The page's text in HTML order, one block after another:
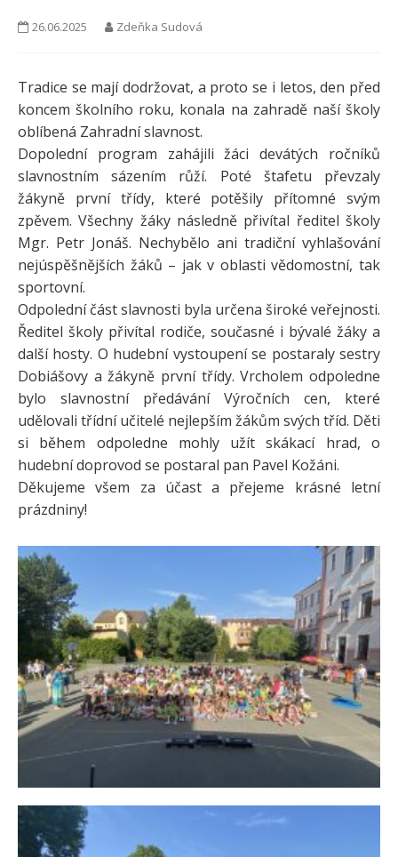
26.06.2025 Zdeňka Sudová
Tradice se mají dodržovat, a proto se i letos, den před
koncem školního roku, konala na zahradě naší školy
oblíbená Zahradní slavnost.
Dopolední program zahájili žáci devátých ročníků
slavnostním sázením růží. Poté štafetu převzaly
žákyně první třídy, které potěšily přítomné svým
zpěvem. Všechny žáky následně přivítal ředitel školy
Mgr. Petr Jonáš. Nechybělo ani tradiční vyhlašování
nejúspěšnějších žáků – jak v oblasti vědomostní, tak
sportovní.
Odpolední část slavnosti byla určena široké veřejnosti.
Ředitel školy přivítal rodiče, současné i bývalé žáky a
další hosty. O hudební vystoupení se postaraly sestry
Dobiášovy a žákyně první třídy. Vrcholem odpoledne
bylo slavnostní předávání Výročních cen, které
udělovali třídní učitelé nejlepším žákům svých tříd. Děti
si během odpoledne mohly užít skákací hrad, o
hudební doprovod se postaral pan Pavel Kožáni.
Děkujeme všem za účast a přejeme krásné letní
prázdniny!